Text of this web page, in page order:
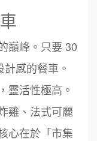
巔峰。只要 30
感的餐車。
靈活性極高。
雞、法式可麗
心在於「市集